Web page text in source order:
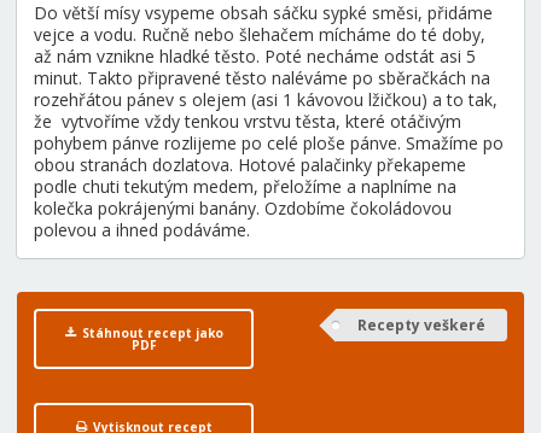
Do větší mísy vsypeme obsah sáčku sypké směsi, přidáme
vejce a vodu. Ručně nebo šlehačem mícháme do té doby,
až nám vznikne hladké těsto. Poté necháme odstát asi 5
minut. Takto připravené těsto naléváme po sběračkách na
rozehřátou pánev s olejem (asi 1 kávovou lžičkou) a to tak,
že vytvoříme vždy tenkou vrstvu těsta, které otáčivým
pohybem pánve rozlijeme po celé ploše pánve. Smažíme po
obou stranách dozlatova. Hotové palačinky překapeme
podle chuti tekutým medem, přeložíme a naplníme na
kolečka pokrájenými banány. Ozdobíme čokoládovou
polevou a ihned podáváme.
Stáhnout recept jako
PDF
Vytisknout recept
Recepty veškeré